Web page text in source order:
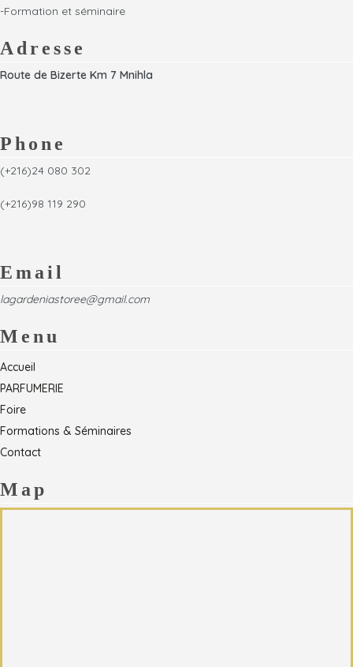
ce masque est idéal pour lutter
-Formation et séminaire
Adresse
Route de Bizerte Km 7 Mnihla
Phone
(+216)24 080 302
(+216)98 119 290
Email
lagardeniastoree@gmail.com
Menu
Accueil
PARFUMERIE
Foire
Formations & Séminaires
Contact
Map